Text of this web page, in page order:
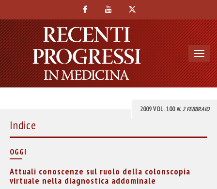
2009 VOL. 100N. 2 FEBBRAIO
Indice
OGGI
Attuali conoscenze sul ruolo della colonscopia
virtuale nella diagnostica addominale